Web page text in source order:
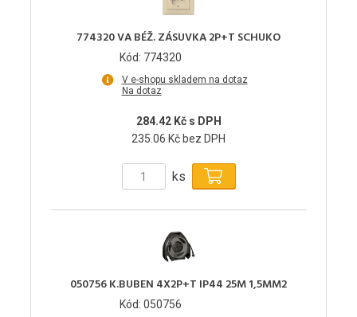
774320 VA BÉŽ. ZÁSUVKA 2P+T SCHUKO
Kód: 774320
V e-shopu skladem na dotaz
Na dotaz
284.42 Kč s DPH
235.06 Kč bez DPH
ks
050756 K.BUBEN 4X2P+T IP44 25M 1,5MM2
Kód: 050756